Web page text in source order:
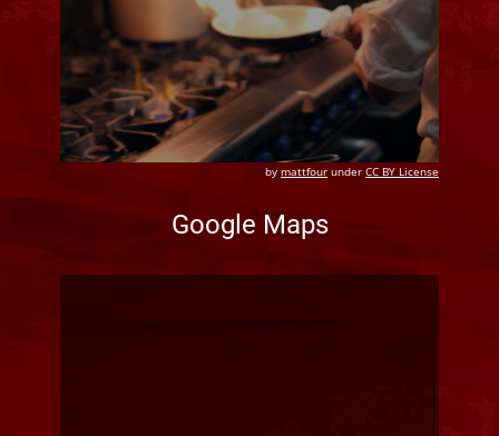
by mattfour under CC BY License
Google Maps